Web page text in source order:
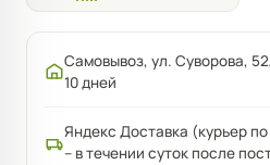
Самовывоз, ул. Суворова,
10 дней
Яндекс Доставка (курьер
– в течении суток после